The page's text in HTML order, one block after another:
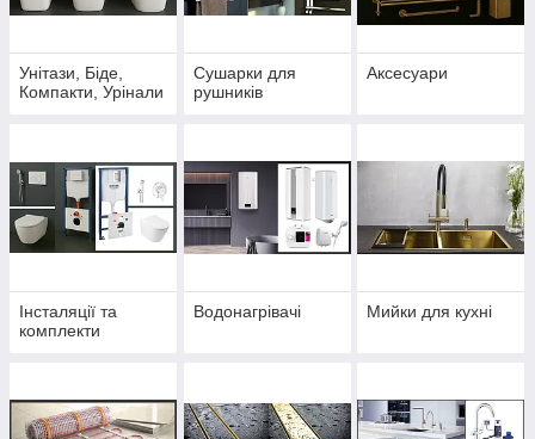
Унітази, Біде,
Компакти, Урінали
Сушарки для
рушників
Аксесуари
Інсталяції та
комплекти
Водонагрівачі Мийки для кухні